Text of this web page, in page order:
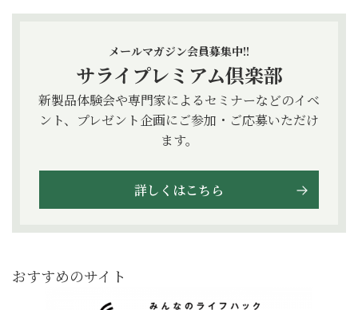
メールマガジン会員募集中!!
サライプレミアム倶楽部
新製品体験会や専門家によるセミナーなどのイベ
ント、プレゼント企画にご参加・ご応募いただけ
ます。
詳しくはこちら
おすすめのサイト